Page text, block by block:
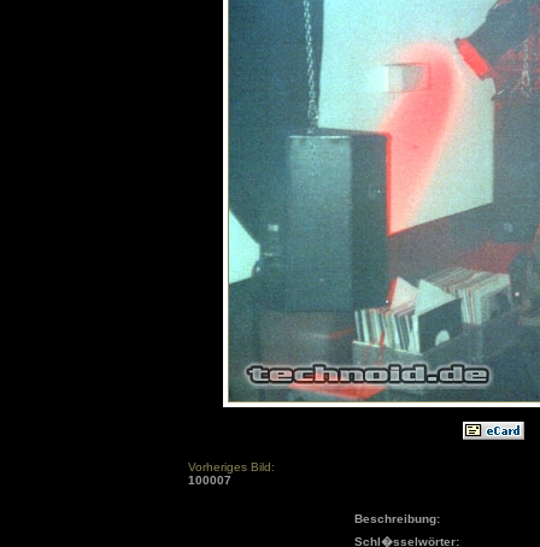
Vorheriges Bild:
100007
Beschreibung:
Schl�sselwörter: